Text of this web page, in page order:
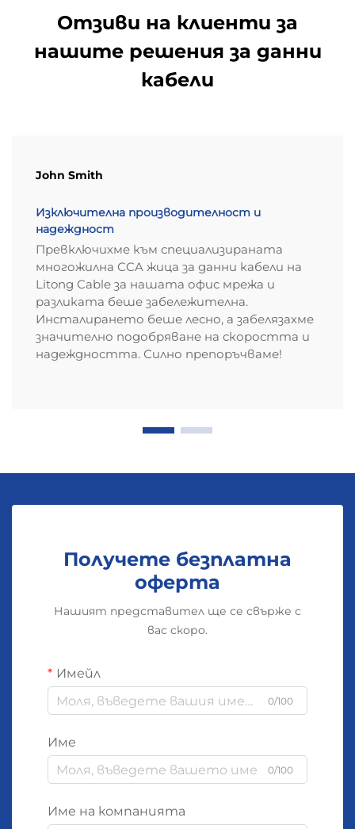
Отзиви на клиенти за
нашите решения за данни
кабели
John Smith
Изключителна производителност и
надеждност
Превключихме към специализираната
многожилна CCA жица за данни кабели на
Litong Cable за нашата офис мрежа и
разликата беше забележителна.
Инсталирането беше лесно, а забелязахме
значително подобряване на скоростта и
надеждността. Силно препоръчваме!
Получете безплатна
оферта
Нашият представител ще се свърже с
вас скоро.
Имейл
0/100
Име
0/100
Име на компанията